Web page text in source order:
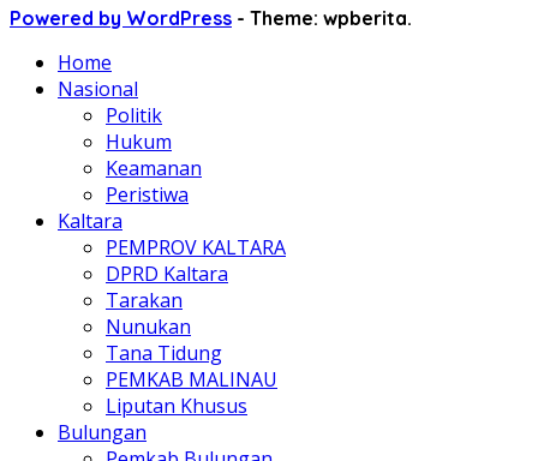
Powered by WordPress - Theme: wpberita.
Home
Nasional
Politik
Hukum
Keamanan
Peristiwa
Kaltara
PEMPROV KALTARA
DPRD Kaltara
Tarakan
Nunukan
Tana Tidung
PEMKAB MALINAU
Liputan Khusus
Bulungan